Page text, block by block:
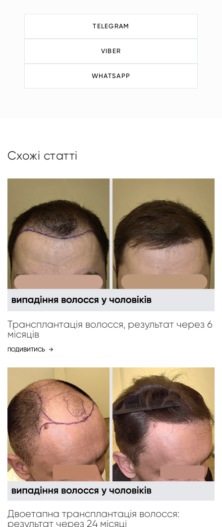
TELEGRAM
VIBER
WHATSAPP
Схожі статті
Трансплантація волосся, результат через 6
місяців
ПОДИВИТИСЬ →
Двоетапна трансплантація волосся:
результат через 24 місяці